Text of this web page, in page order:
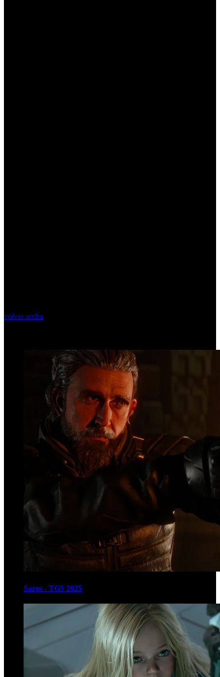
volver arriba
Saros - TGS 2025